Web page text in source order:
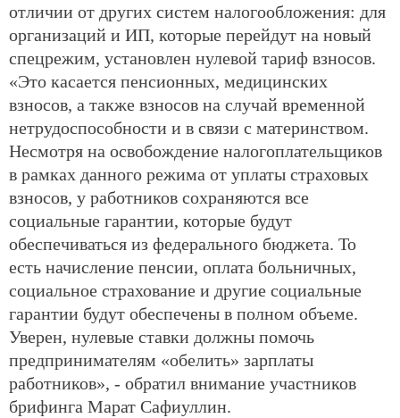
отличии от других систем налогообложения: для
организаций и ИП, которые перейдут на новый
спецрежим, установлен нулевой тариф взносов.
«Это касается пенсионных, медицинских
взносов, а также взносов на случай временной
нетрудоспособности и в связи с материнством.
Несмотря на освобождение налогоплательщиков
в рамках данного режима от уплаты страховых
взносов, у работников сохраняются все
социальные гарантии, которые будут
обеспечиваться из федерального бюджета. То
есть начисление пенсии, оплата больничных,
социальное страхование и другие социальные
гарантии будут обеспечены в полном объеме.
Уверен, нулевые ставки должны помочь
предпринимателям «обелить» зарплаты
работников», - обратил внимание участников
брифинга Марат Сафиуллин.